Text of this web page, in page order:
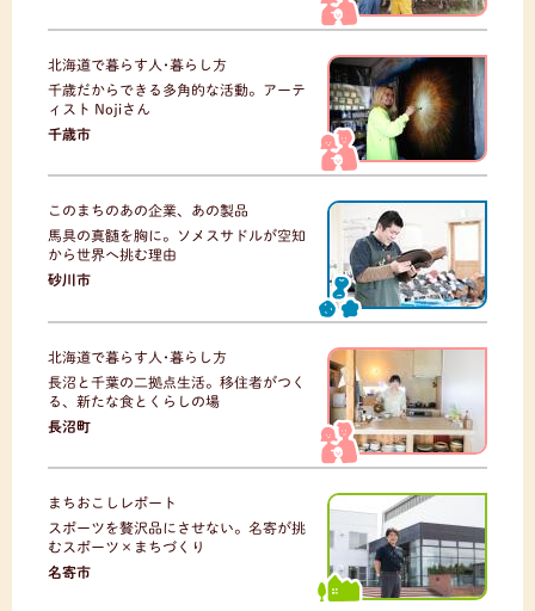
北海道で暮らす人･暮らし方
千歳だからできる多角的な活動。アーテ
ィスト Nojiさん
千歳市
このまちのあの企業、あの製品
馬具の真髄を胸に。ソメスサドルが空知
から世界へ挑む理由
砂川市
北海道で暮らす人･暮らし方
長沼と千葉の二拠点生活。移住者がつく
る、新たな食とくらしの場
長沼町
まちおこしレポート
スポーツを贅沢品にさせない。名寄が挑
むスポーツ×まちづくり
名寄市